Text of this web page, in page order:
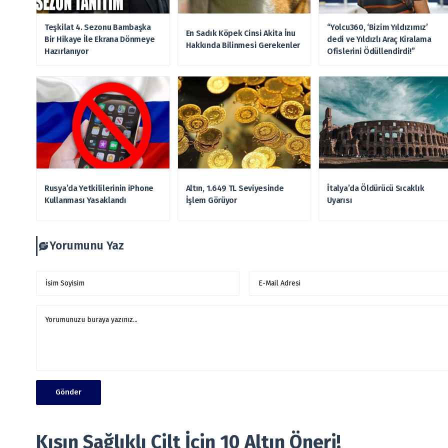
Teşkilat 4. Sezonu Bambaşka
Bir Hikaye İle Ekrana Dönmeye
Hazırlanıyor
En Sadık Köpek Cinsi Akita İnu
Hakkında Bilinmesi Gerekenler
“Yolcu360, ‘Bizim Yıldızımız’
dedi ve Yıldızlı Araç Kiralama
Ofislerini Ödüllendirdi!”
Rusya’da Yetkililerinin iPhone
Kullanması Yasaklandı
Altın, 1.649 TL Seviyesinde
İşlem Görüyor
İtalya’da Öldürücü Sıcaklık
Uyarısı
Yorumunu Yaz
Gönder
Kışın Sağlıklı Cilt İçin 10 Altın Öneri!